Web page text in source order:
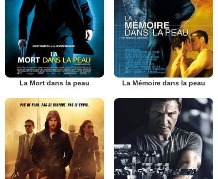
La Mort dans la peau La Mémoire dans la peau